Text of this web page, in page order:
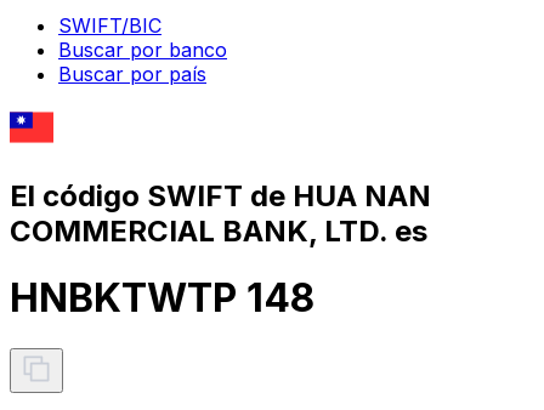
SWIFT/BIC
Buscar por banco
Buscar por país
El código SWIFT de HUA NAN
COMMERCIAL BANK, LTD. es
HNBKTWTP 148